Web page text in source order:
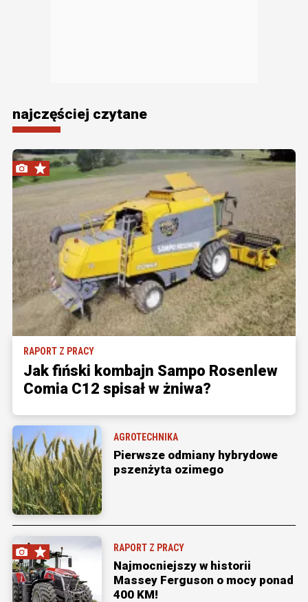
najczęściej czytane
RAPORT Z PRACY
Jak fiński kombajn Sampo Rosenlew
Comia C12 spisał w żniwa?
AGROTECHNIKA
Pierwsze odmiany hybrydowe
pszenżyta ozimego
RAPORT Z PRACY
Najmocniejszy w historii
Massey Ferguson o mocy ponad
400 KM!